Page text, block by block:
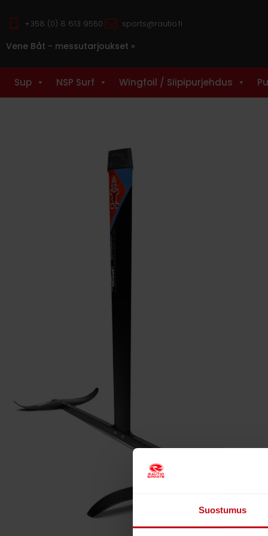
Suostumus
+358 (0) 8 613 9550 sports@rautio.fi
Vene Båt - messutarjoukset »
Sup NSP Surf Wingfoil / Siipipurjehdus